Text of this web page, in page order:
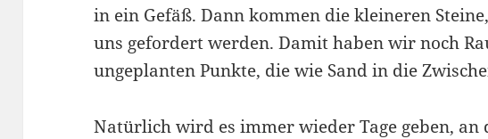
in ein Gefäß. Dann kommen die kleineren
uns gefordert werden. Damit haben wir noch
ungeplanten Punkte, die wie Sand in die
Natürlich wird es immer wieder Tage geben,